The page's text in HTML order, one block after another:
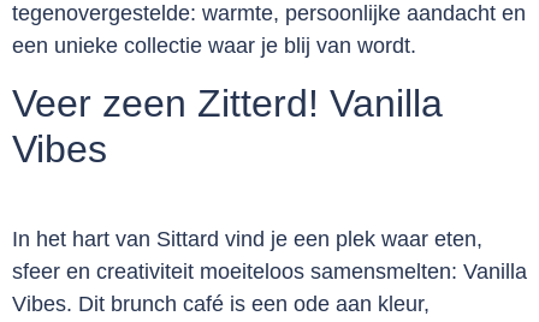
tegenovergestelde: warmte, persoonlijke aandacht en
een unieke collectie waar je blij van wordt.
Veer zeen Zitterd! Vanilla
Vibes
In het hart van Sittard vind je een plek waar eten,
sfeer en creativiteit moeiteloos samensmelten: Vanilla
Vibes. Dit brunch café is een ode aan kleur,